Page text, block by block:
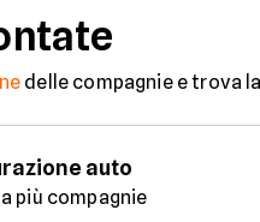
delle compagnie e trova
auto
più compagnie